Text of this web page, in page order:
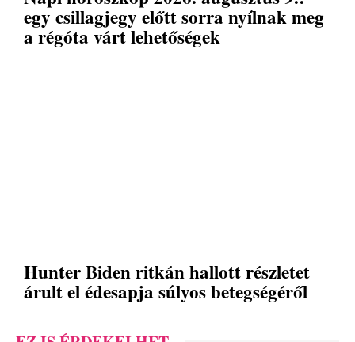
egy csillagjegy előtt sorra nyílnak meg
a régóta várt lehetőségek
Hunter Biden ritkán hallott részletet
árult el édesapja súlyos betegségéről